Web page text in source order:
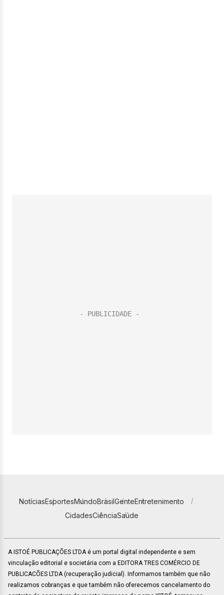
NotíciasEsportesMundoBrasilGenteEntretenimento
CidadesCiênciaSaúde
A ISTOÉ PUBLICAÇÕES LTDA é um portal digital independente e sem
vinculação editorial e societária com a EDITORA TRES COMÉRCIO DE
PUBLICACÕES LTDA (recuperação judicial). Informamos também que não
realizamos cobranças e que também não oferecemos cancelamento do